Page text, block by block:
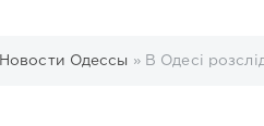
Новости Одессы » В Одесі